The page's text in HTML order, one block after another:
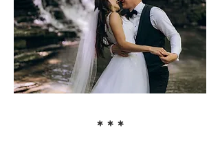
* * *